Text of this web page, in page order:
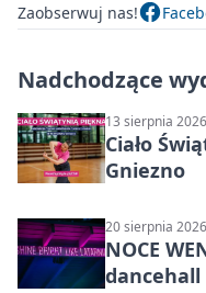
Zaobserwuj nas!
Nadchodzące
13 sierpnia
Ciało
Gniezno
20 sierpnia
NOCE
dancehall